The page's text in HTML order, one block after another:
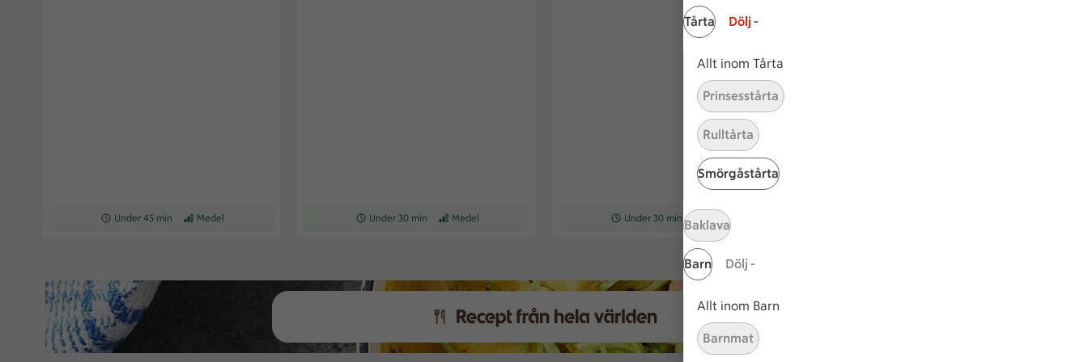
Tårta Dölj -
Allt inom Tårta
Prinsesstårta
Rulltårta
Smörgåstårta
Baklava
Barn Dölj -
Allt inom Barn
Barnmat
Receptet tar Under 45 min att tillaga
Under 45 min Receptet har Medel svårighetsgrad
Medel Receptet tar Under 30 min att tillaga
Under 30 min Receptet har Medel svårighetsgrad
Medel Receptet tar Under 30 min att tillaga
Under 30 min Receptet har Medel svårighetsgrad
Medel